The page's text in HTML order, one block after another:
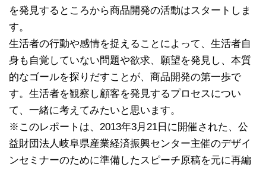
を発見するところから商品開発の活動はスタートしま
す。
生活者の行動や感情を捉えることによって、生活者自
身も自覚していない問題や欲求、願望を発見し、本質
的なゴールを探りだすことが、商品開発の第一歩で
す。生活者を観察し顧客を発見するプロセスについ
て、一緒に考えてみたいと思います。
※このレポートは、2013年3月21日に開催された、公
益財団法人岐阜県産業経済振興センター主催のデザイ
ンセミナーのために準備したスピーチ原稿を元に再編